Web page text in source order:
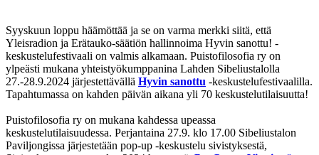
Syyskuun loppu häämöttää ja se on varma merkki siitä, että
Yleisradion ja Erätauko-säätiön hallinnoima Hyvin sanottu! -
keskustelufestivaali on valmis alkamaan. Puistofilosofia ry on
ylpeästi mukana yhteistyökumppanina Lahden Sibeliustalolla
27.-28.9.2024 järjestettävällä Hyvin sanottu -keskustelufestivaalilla.
Tapahtumassa on kahden päivän aikana yli 70 keskustelutilaisuutta!
Puistofilosofia ry on mukana kahdessa upeassa
keskustelutilaisuudessa. Perjantaina 27.9. klo 17.00 Sibeliustalon
Paviljongissa järjestetään pop-up -keskustelu sivistyksestä,